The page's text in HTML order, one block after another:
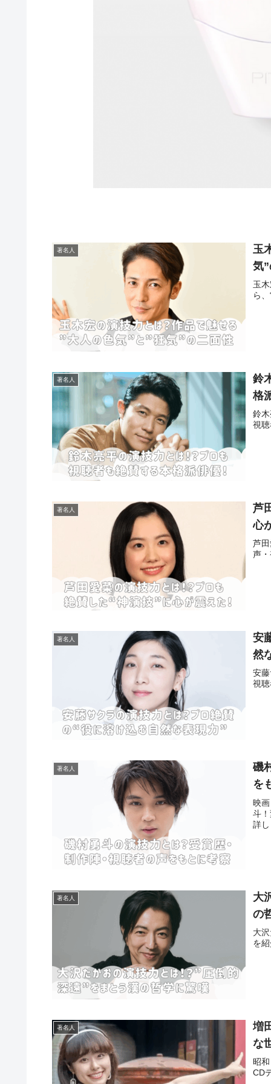
著名人
玉
気
玉
ら
著名人
鈴
格
鈴
視
著名人
芦
心
芦
声
著名人
安
然
安
視
著名人
磯
を
映
斗
詳
著名人
大
の
大
を
著名人
増
な
昭
CD